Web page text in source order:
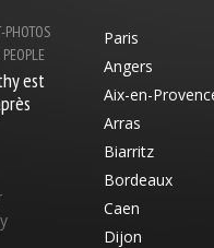
PHOTOS
PEOPLE
est
Paris
Angers
Aix-en-
Arras
Biarritz
Bordeaux
Caen
Dijon